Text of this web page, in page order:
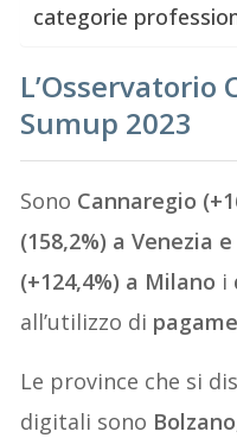
categorie
L’Osservatorio
Sumup 2023
Sono Cannaregio
(158,2%) a Venezia
(+124,4%) a Milano i
all’utilizzo di
Le province che si
digitali sono